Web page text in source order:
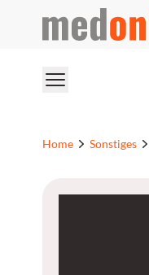
medonline
Home Sonstiges